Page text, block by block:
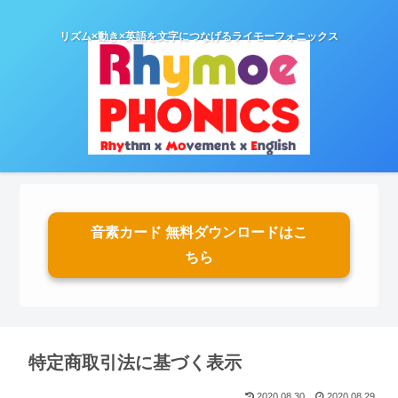
リズム×動き×英語を文字につなげるライモーフォニックス
音素カード 無料ダウンロードはこ
ちら
特定商取引法に基づく表示